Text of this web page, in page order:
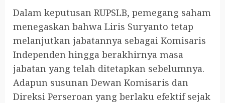
Dalam keputusan RUPSLB, pemegang saham
menegaskan bahwa Liris Suryanto tetap
melanjutkan jabatannya sebagai Komisaris
Independen hingga berakhirnya masa
jabatan yang telah ditetapkan sebelumnya.
Adapun susunan Dewan Komisaris dan
Direksi Perseroan yang berlaku efektif sejak